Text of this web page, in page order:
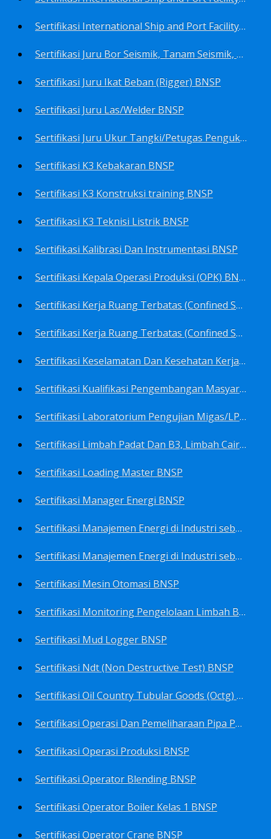
Sertifikasi International Ship and Port Facility Security Code/ISPS Code training for Security Area Manager BNSP
Sertifikasi Juru Bor Seismik, Tanam Seismik, Tembak Seismik BNSP
Sertifikasi Juru Ikat Beban (Rigger) BNSP
Sertifikasi Juru Las/Welder BNSP
Sertifikasi Juru Ukur Tangki/Petugas Pengukur Tangki Migas BNSP
Sertifikasi K3 Kebakaran BNSP
Sertifikasi K3 Konstruksi training BNSP
Sertifikasi K3 Teknisi Listrik BNSP
Sertifikasi Kalibrasi Dan Instrumentasi BNSP
Sertifikasi Kepala Operasi Produksi (OPK) BNSP
Sertifikasi Kerja Ruang Terbatas (Confined Spaces)-Ahli Muda Ruang Terbatas (AMURT/Supervisor) BNSP
Sertifikasi Kerja Ruang Terbatas (Confined Spaces)-Teknisi Ruang Terbatas (TRT/Entrants) BNSP
Sertifikasi Keselamatan Dan Kesehatan Kerja BNSP
Sertifikasi Kualifikasi Pengembangan Masyarakat BNSP
Sertifikasi Laboratorium Pengujian Migas/LPM BNSP
Sertifikasi Limbah Padat Dan B3, Limbah Cair BNSP
Sertifikasi Loading Master BNSP
Sertifikasi Manager Energi BNSP
Sertifikasi Manajemen Energi di Industri sebagai Auditor BNSP
Sertifikasi Manajemen Energi di Industri sebagai Manager Energy BNSP
Sertifikasi Mesin Otomasi BNSP
Sertifikasi Monitoring Pengelolaan Limbah B3 BNSP
Sertifikasi Mud Logger BNSP
Sertifikasi Ndt (Non Destructive Test) BNSP
Sertifikasi Oil Country Tubular Goods (Octg) BNSP
Sertifikasi Operasi Dan Pemeliharaan Pipa Penyalur BNSP
Sertifikasi Operasi Produksi BNSP
Sertifikasi Operator Blending BNSP
Sertifikasi Operator Boiler Kelas 1 BNSP
Sertifikasi Operator Crane BNSP